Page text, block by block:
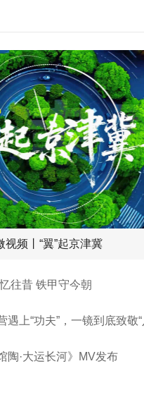
视频丨“翼”起京津冀
往昔 铁甲守今朝
遇上“功夫”，一镜到底致敬“
陶·大运长河》MV发布